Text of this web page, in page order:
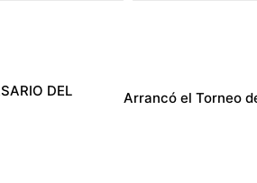
DEL
Arrancó el Torneo